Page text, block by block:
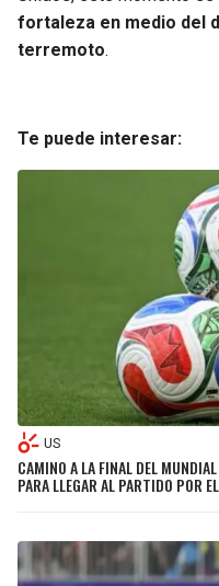
fortaleza en medio del
terremoto.
Te puede interesar:
US
CAMINO A LA FINAL DEL
PARA LLEGAR AL PARTIDO POR